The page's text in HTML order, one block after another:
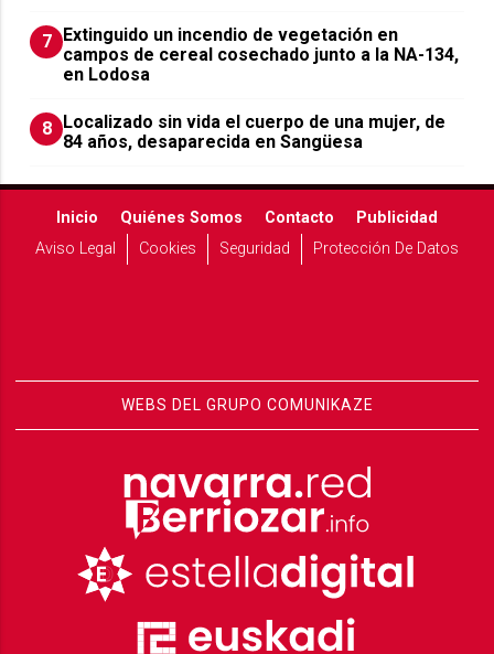
7 Extinguido un incendio de vegetación en
campos de cereal cosechado junto a la NA-134,
en Lodosa
8 Localizado sin vida el cuerpo de una mujer, de
84 años, desaparecida en Sangüesa
Inicio Quiénes Somos Contacto
Publicidad
Aviso Legal
Cookies Seguridad Protección De Datos
WEBS DEL GRUPO COMUNIKAZE